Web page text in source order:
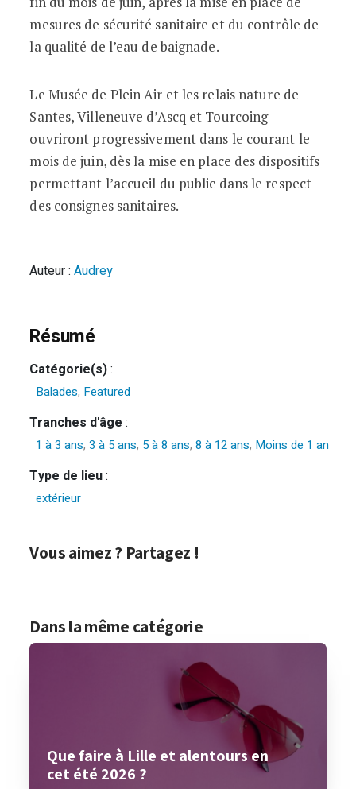
mesures de sécurité sanitaire et du contrôle de
la qualité de l’eau de baignade.
Le Musée de Plein Air et les relais nature de
Santes, Villeneuve d’Ascq et Tourcoing
ouvriront progressivement dans le courant le
mois de juin, dès la mise en place des dispositifs
permettant l’accueil du public dans le respect
des consignes sanitaires.
Auteur :Audrey
Résumé
Catégorie(s):
Balades, Featured
Tranches d'âge :
1 à 3 ans,3 à 5 ans, 5 à 8 ans,8 à 12 ans, Moins de 1 an
Type de lieu:
extérieur
Vous aimez ? Partagez !
Dans la même catégorie
Que faire à Lille et alentours en
cet été 2026 ?